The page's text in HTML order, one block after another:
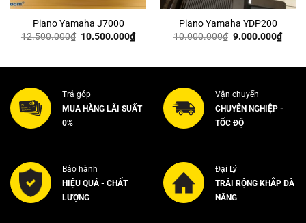
Piano Yamaha J7000
12.500.000₫ Giá
10.500.000₫Giá
hiện
Piano Yamaha YDP200
10.000.000₫ Giá
9.000.000₫Giá
hiện
Trả góp
MUA HÀNG LÃI SUẤT
0%
Vận chuyển
CHUYÊN NGHIỆP -
TỐC ĐỘ
Bảo hành
HIỆU QUẢ - CHẤT
LƯỢNG
Đại Lý
TRẢI RỘNG KHẮP ĐÀ
NẴNG